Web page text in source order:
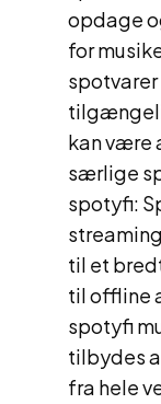
opdage
for
kan være
særlige
spotyfi:
til et
til offline
spotyfi
tilbydes
fra hele